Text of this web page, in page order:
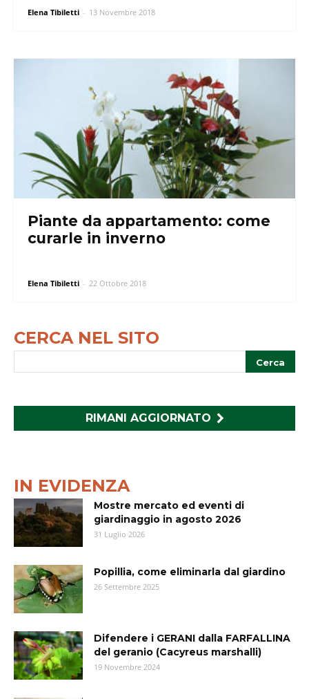
Elena Tibiletti - 13 Novembre 2018
Piante da appartamento: come
curarle in inverno
Elena Tibiletti - 22 Ottobre 2018
CERCA NEL SITO
RIMANI AGGIORNATO
IN EVIDENZA
Mostre mercato ed eventi di
giardinaggio in agosto 2026
31 Luglio 2026
Popillia, come eliminarla dal giardino
26 Settembre 2025
Difendere i GERANI dalla FARFALLINA
del geranio (Cacyreus marshalli)
19 Novembre 2024